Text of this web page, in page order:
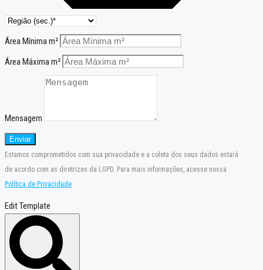
Área Mínima m²
Área Máxima m²
Mensagem
Enviar
Estamos comprometidos com sua privacidade e a coleta dos seus dados estará
de acordo com as diretrizes da LGPD. Para mais informações, acesse nossa
Política de Privacidade.
Edit Template